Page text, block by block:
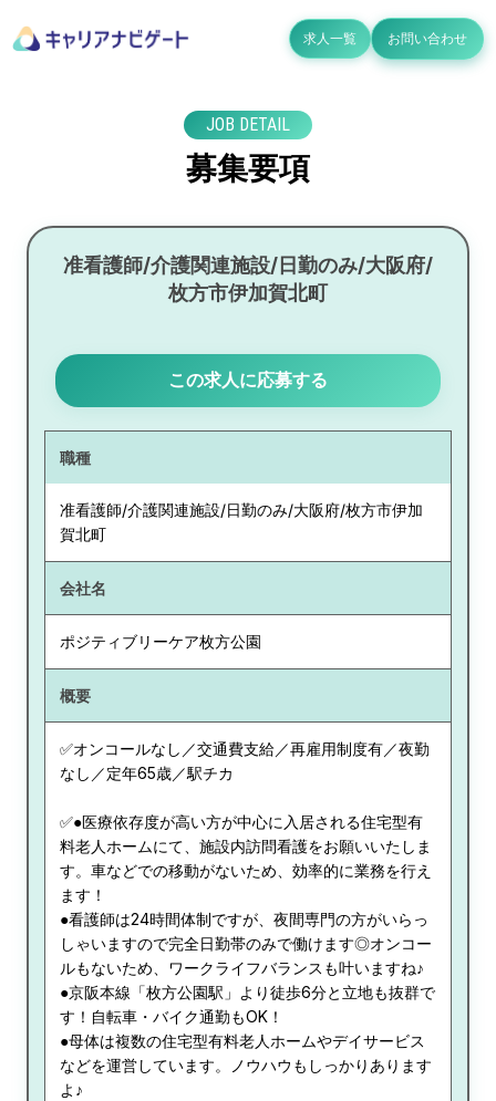
求人一覧 お問い合わせ
JOB DETAIL
募集要項
准看護師/介護関連施設/日勤のみ/大阪府/
枚方市伊加賀北町
この求人に応募する
職種
准看護師/介護関連施設/日勤のみ/大阪府/枚方市伊加
賀北町
会社名
ポジティブリーケア枚方公園
概要
✅オンコールなし／交通費支給／再雇用制度有／夜勤
なし／定年65歳／駅チカ
✅●医療依存度が高い方が中心に入居される住宅型有
料老人ホームにて、施設内訪問看護をお願いいたしま
す。車などでの移動がないため、効率的に業務を行え
ます！
●看護師は24時間体制ですが、夜間専門の方がいらっ
しゃいますので完全日勤帯のみで働けます◎オンコー
ルもないため、ワークライフバランスも叶いますね♪
●京阪本線「枚方公園駅」より徒歩6分と立地も抜群で
す！自転車・バイク通勤もOK！
●母体は複数の住宅型有料老人ホームやデイサービス
などを運営しています。ノウハウもしっかりあります
よ♪